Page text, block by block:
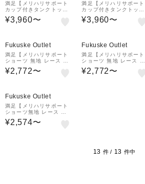
満足【メリハリサポート
カップ付きタンクトップ
】
¥3,960〜
満足【メリハリサポート
カップ付きタンクトップ
】
¥3,960〜
Fukuske Outlet
満足【メリハリサポート
ショーツ 無地 レース 3
分丈 お腹・太もも周りパ
ワーネット】
¥2,772〜
Fukuske Outlet
満足【メリハリサポート
ショーツ 無地 レース 3
分丈 お腹・太もも周りパ
ワーネット】
¥2,772〜
Fukuske Outlet
満足【メリハリサポート
ショーツ無地 レース ボ
クサータイプ 骨盤周りパ
ワーネット】
¥2,574〜
13 件 / 13 件中